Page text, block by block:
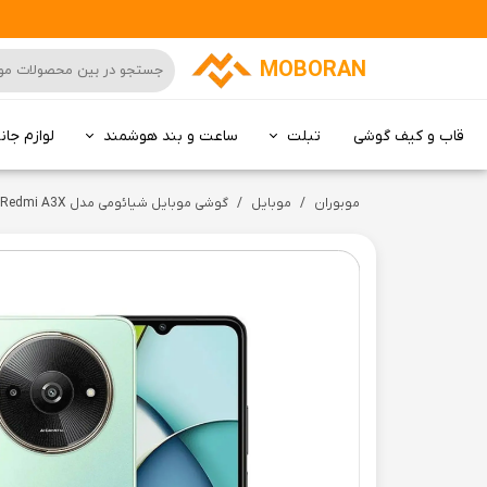
MOBORAN
قاب و کیف گوشی تبلت ساعت و بند هوشمند لوازم
موبوران موبایل گوشی موبایل شیائومی مدل Redmi A3X دو سیم کارت ظرفیت 64 گیگابایت و رم 3 گیگابایت